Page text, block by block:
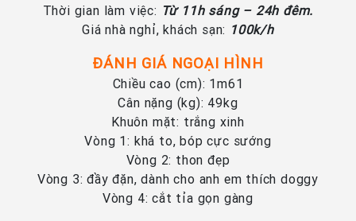
Thời gian làm việc: Từ 11h sáng – 24h đêm.
Giá nhà nghỉ, khách sạn: 100k/h
ĐÁNH GIÁNGOẠI HÌNH
Chiều cao (cm): 1m61
Cân nặng (kg): 49kg
Khuôn mặt: trắng xinh
Vòng 1: khá to, bóp cực sướng
Vòng 2: thon đẹp
Vòng 3: đầy đặn, dành cho anh em thích doggy
Vòng 4: cắt tỉa gọn gàng